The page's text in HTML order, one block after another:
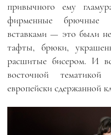
привычного ему
фирменные брючные
вставками— это были
тафты, брюки,
расшитые бисером. И
восточной тематикой
европейски сдержанной